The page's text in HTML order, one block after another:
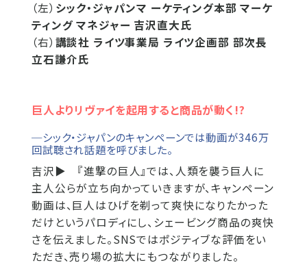
（左） シック・ジャパンマ ーケティング本部 マーケ
ティング マネジャー 吉沢直大氏
（右） 講談社 ライツ事業局 ライツ企画部 部次長
立石謙介氏
巨人よりリヴァイを起用すると商品が動く!?
─シック・ジャパンのキャンペーンでは動画が346万
回試聴され話題を呼びました。
吉沢▶ 『進撃の巨人』では、人類を襲う巨人に
主人公らが立ち向かっていきますが、キャンペーン
動画は、巨人はひげを剃って爽快になりたかった
だけというパロディにし、シェービング商品の爽快
さを伝えました。SNSではポジティブな評価をい
ただき、売り場の拡大にもつながりました。